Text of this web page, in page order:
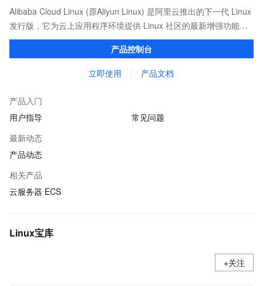
Alibaba Cloud Linux (原Aliyun Linux) 是阿里云推出的下一代 Linux
发行版，它为云上应用程序环境提供 Linux 社区的最新增强功能，
在提供云上最佳用户体验的同时，也针对阿里云基础设施做了深度
产品控制台
立即使用 产品文档
产品入门
用户指导
常见问题
最新动态
产品动态
相关产品
云服务器 ECS
Linux宝库
+关注